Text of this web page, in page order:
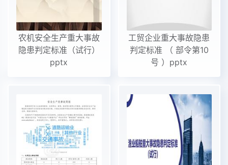
农机安全生产重大事故
隐患判定标准（试行）
pptx
工贸企业重大事故隐患
判定标准 （ 部令第10
号 ）pptx